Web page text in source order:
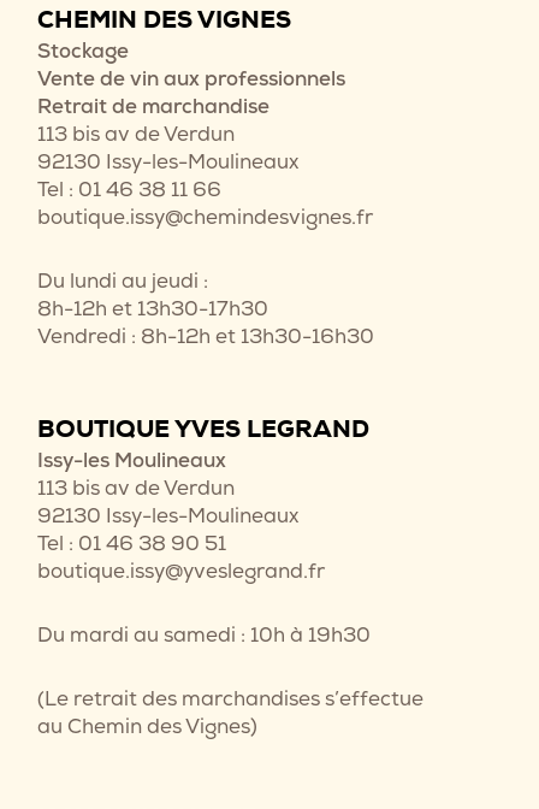
CHEMIN DES VIGNES
Stockage
Vente de vin aux professionnels
Retrait de marchandise
113 bis av de Verdun
92130 Issy-les-Moulineaux
Tel : 01 46 38 11 66
boutique.issy@chemindesvignes.fr
Du lundi au jeudi :
8h-12h et 13h30-17h30
Vendredi : 8h-12h et 13h30-16h30
BOUTIQUE YVES LEGRAND
Issy-les Moulineaux
113 bis av de Verdun
92130 Issy-les-Moulineaux
Tel : 01 46 38 90 51
boutique.issy@yveslegrand.fr
Du mardi au samedi : 10h à 19h30
(Le retrait des marchandises s’effectue
au Chemin des Vignes)